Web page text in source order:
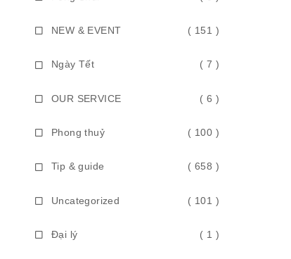
NEW & EVENT ( 151 )
Ngày Tết ( 7 )
OUR SERVICE ( 6 )
Phong thuỷ ( 100 )
Tip & guide ( 658 )
Uncategorized ( 101 )
Đại lý ( 1 )